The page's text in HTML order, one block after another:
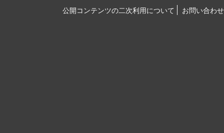
公開コンテンツの二次利用について
お問い合わせ